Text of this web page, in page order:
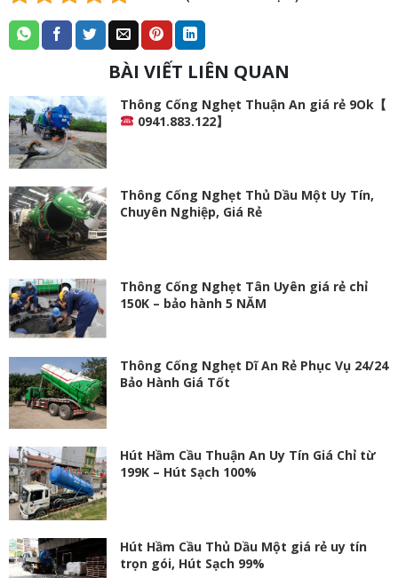
BÀI VIẾT LIÊN QUAN
Thông Cống Nghẹt Thuận An giá rẻ 9Ok【
0941.883.122】
Thông Cống Nghẹt Thủ Dầu Một Uy Tín,
Chuyên Nghiệp, Giá Rẻ
Thông Cống Nghẹt Tân Uyên giá rẻ chỉ
150K – bảo hành 5 NĂM
Thông Cống Nghẹt Dĩ An Rẻ Phục Vụ 24/24
Bảo Hành Giá Tốt
Hút Hầm Cầu Thuận An Uy Tín Giá Chỉ từ
199K – Hút Sạch 100%
Hút Hầm Cầu Thủ Dầu Một giá rẻ uy tín
trọn gói, Hút Sạch 99%